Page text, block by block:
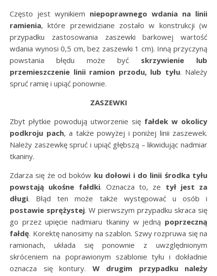
Często jest wynikiem niepoprawnego wdania na linii
ramienia, które przewidziane zostało w konstrukcji (w
przypadku zastosowania zaszewki barkowej wartość
wdania wynosi 0,5 cm, bez zaszewki 1 cm). Inną przyczyną
powstania błędu może być skrzywienie lub
przemieszczenie linii ramion przodu, lub tyłu. Należy
spruć ramię i upiąć ponownie.
ZASZEWKI
Zbyt płytkie powodują utworzenie się fałdek w okolicy
podkroju pach, a także powyżej i poniżej linii zaszewek.
Należy zaszewkę spruć i upiąć głębszą – likwidując nadmiar
tkaniny.
Zdarza się że od boków ku dołowi i do linii środka tyłu
powstają ukośne fałdki. Oznacza to, ze tył jest za
długi. Błąd ten może także występować u osób i
postawie sprężystej. W pierwszym przypadku skraca się
go przez upięcie nadmiaru tkaniny w jedną poprzeczną
fałdę. Korektę nanosimy na szablon. Szwy rozpruwa się na
ramionach, układa się ponownie z uwzględnionym
skróceniem na poprawionym szablonie tyłu i dokładnie
oznacza się kontury. W drugim przypadku należy